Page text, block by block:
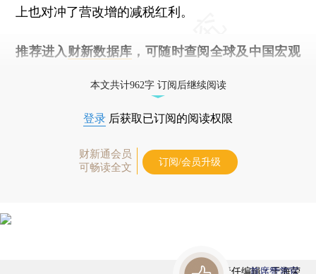
上也对冲了营改增的减税红利。
推荐进入 财新数据库 ，可随时查阅全球及中国宏观
本文共计962字 订阅后继续阅读
登录 后获取已订阅的阅读权限
财新通会员
可畅读全文
订阅/会员升级
责任编辑：于海荣
首席赞赏官